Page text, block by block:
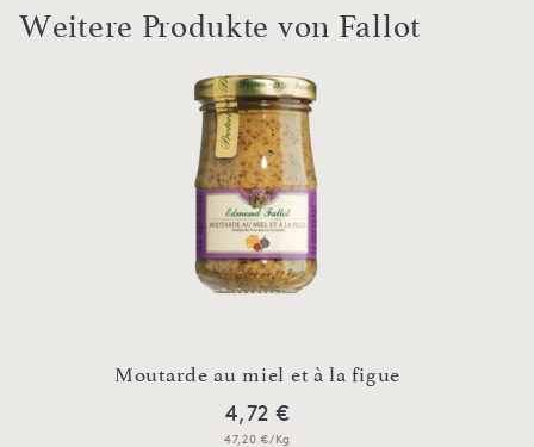
Weitere Produkte von Fallot
Moutarde au miel et à la figue
4,72 €
47,20 €/Kg